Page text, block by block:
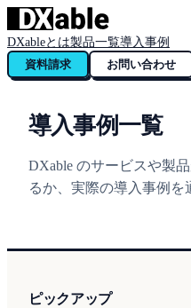
DXableとは製品一覧導入事例
資料請求
お問い合わせ
導入事例一覧
DXable のサービスや製
るか、実際の導入事例を
ピックアップ